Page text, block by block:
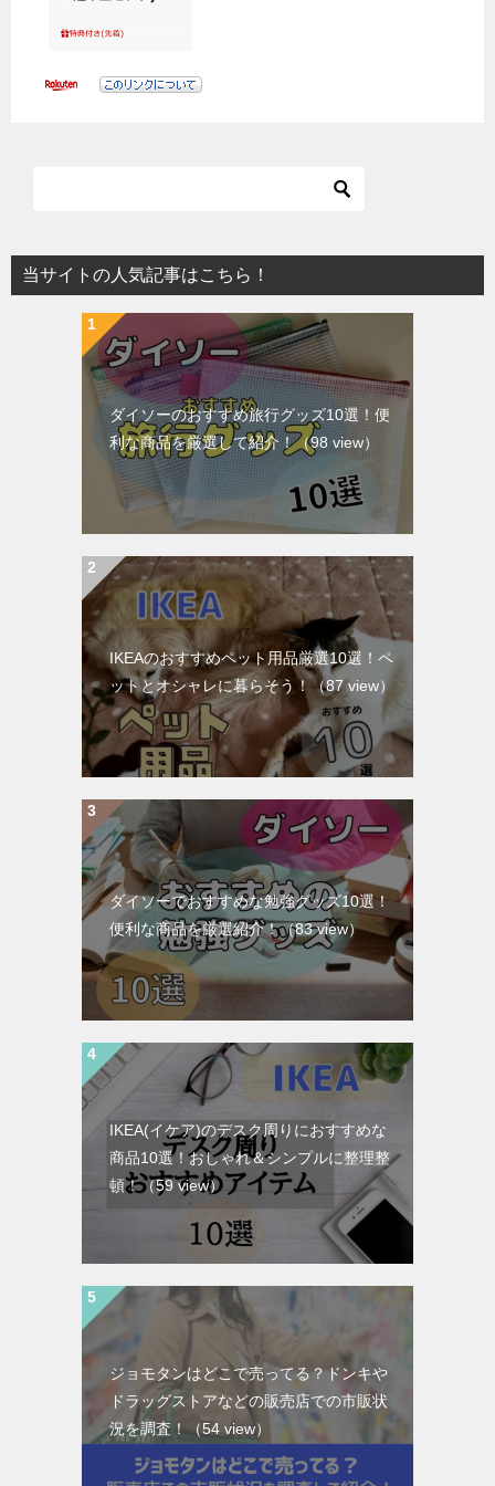
当サイトの人気記事はこちら！
ダイソーのおすすめ旅行グッズ10選！便
利な商品を厳選して紹介！（98 view）
IKEAのおすすめペット用品厳選10選！ペ
ットとオシャレに暮らそう！（87 view）
ダイソーでおすすめな勉強グッズ10選！
便利な商品を厳選紹介！（83 view）
IKEA(イケア)のデスク周りにおすすめな
商品10選！おしゃれ＆シンプルに整理整
頓！（59 view）
ジョモタンはどこで売ってる？ドンキや
ドラッグストアなどの販売店での市販状
況を調査！（54 view）